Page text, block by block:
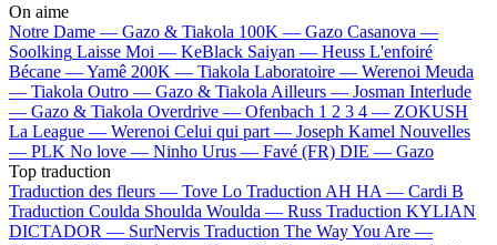
On aime
Notre Dame — Gazo & Tiakola 100K — Gazo Casanova —
Soolking Laisse Moi — KeBlack Saiyan — Heuss L'enfoiré
Bécane —Yamê 200K — Tiakola Laboratoire — Werenoi Meuda
— Tiakola Outro — Gazo & Tiakola Ailleurs — Josman Interlude
— Gazo & Tiakola Overdrive — Ofenbach 1 2 3 4 — ZOKUSH
La League — Werenoi Celui qui part — Joseph Kamel Nouvelles
— PLK No love — Ninho Urus — Favé (FR) DIE — Gazo
Top traduction
Traduction des fleurs — Tove Lo Traduction AH HA — Cardi B
Traduction Coulda Shoulda Woulda — Russ Traduction KYLIAN
DICTADOR — SurNervis Traduction The Way You Are —